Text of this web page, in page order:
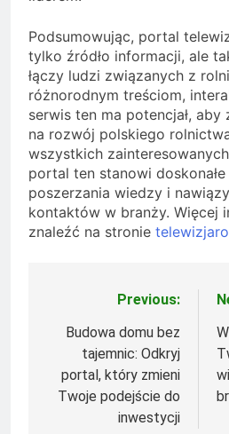
Podsumowując, portal
tylko źródło informacji, ale
łączy ludzi związanych z
różnorodnym treściom,
serwis ten ma potencjał, aby
na rozwój polskiego
wszystkich
portal ten stanowi
poszerzania wiedzy i
kontaktów w branży. Więcej
znaleźć na stronie
Nawigacja
wpisu
Previous:
Budowa domu bez
tajemnic: Odkryj
portal, który zmieni
Twoje podejście do
inwestycji